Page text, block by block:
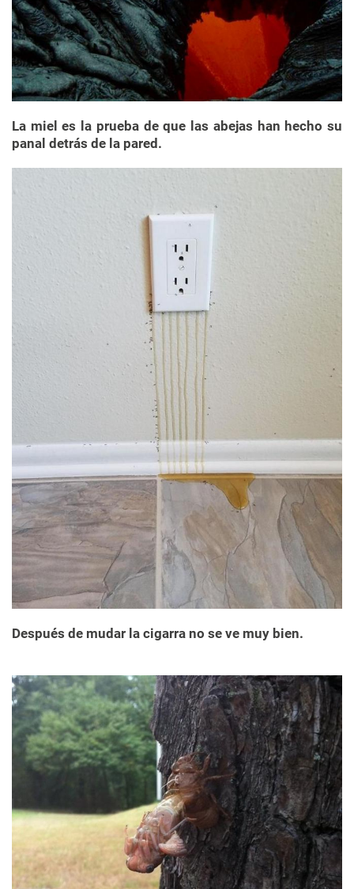
La miel es la prueba de que las abejas han hecho su
panal detrás de la pared.
Después de mudar la cigarra no se ve muy bien.